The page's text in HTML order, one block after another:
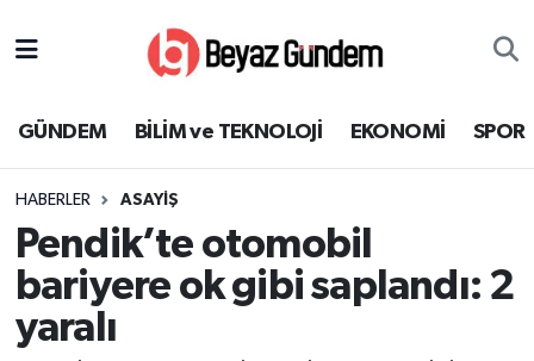
GÜNDEM BİLİM ve TEKNOLOJİ EKONOMİ SPOR
HABERLER ASAYİŞ
Pendik’te otomobil
bariyere ok gibi saplandı: 2
yaralı
EKONOMİ
SPOR
SAĞLIK
Süper Lig Puan Durumu ve Fikstür
Tüm Manşetler
Son Dakika Haberleri